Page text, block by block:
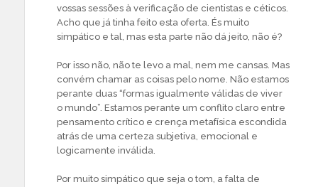
vossas sessões à verificação de cientistas e céticos.
Acho que já tinha feito esta oferta. És muito
simpático e tal, mas esta parte não dá jeito, não é?
Por isso não, não te levo a mal, nem me cansas. Mas
convém chamar as coisas pelo nome. Não estamos
perante duas “formas igualmente válidas de viver
o mundo”. Estamos perante um conflito claro entre
pensamento crítico e crença metafísica escondida
atrás de uma certeza subjetiva, emocional e
logicamente inválida.
Por muito simpático que seja o tom, a falta de